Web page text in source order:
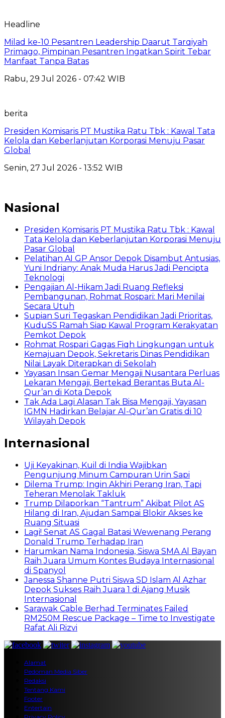
Headline
Milad ke-10 Pesantren Leadership Daarut Tarqiyah
Primago, Pimpinan Pesantren Ingatkan Spirit Tebar
Manfaat Tanpa Batas
Rabu, 29 Jul 2026 - 07:42 WIB
berita
Presiden Komisaris PT Mustika Ratu Tbk : Kawal Tata
Kelola dan Keberlanjutan Korporasi Menuju Pasar
Global
Senin, 27 Jul 2026 - 13:52 WIB
Nasional
Presiden Komisaris PT Mustika Ratu Tbk : Kawal
Tata Kelola dan Keberlanjutan Korporasi Menuju
Pasar Global
Pelatihan AI GP Ansor Depok Disambut Antusias,
Yuni Indriany: Anak Muda Harus Jadi Pencipta
Teknologi
Pengajian Al-Hikam Jadi Ruang Refleksi
Pembangunan, Rohmat Rospari: Mari Menilai
Secara Utuh
Supian Suri Tegaskan Pendidikan Jadi Prioritas,
KuduSS Ramah Siap Kawal Program Kerakyatan
Pemkot Depok
Rohmat Rospari Gagas Fiqh Lingkungan untuk
Kemajuan Depok, Sekretaris Dinas Pendidikan
Nilai Layak Diterapkan di Sekolah
Yayasan Insan Gemar Mengaji Nusantara Perluas
Lekaran Mengaji, Bertekad Berantas Buta Al-
Qur’an di Kota Depok
Tak Ada Lagi Alasan Tak Bisa Mengaji, Yayasan
IGMN Hadirkan Belajar Al-Qur’an Gratis di 10
Wilayah Depok
Internasional
Uji Keyakinan, Kuil di India Wajibkan
Pengunjung Minum Campuran Urin Sapi
Dilema Trump: Ingin Akhiri Perang Iran, Tapi
Teheran Menolak Takluk
Trump Dilaporkan “Tantrum” Akibat Pilot AS
Hilang di Iran, Ajudan Sampai Blokir Akses ke
Ruang Situasi
Lagi! Senat AS Gagal Batasi Wewenang Perang
Donald Trump Terhadap Iran
Harumkan Nama Indonesia, Siswa SMA Al Bayan
Raih Juara Umum Kontes Budaya Internasional
di Spanyol
Janessa Shanne Putri Siswa SD Islam Al Azhar
Depok Sukses Raih Juara 1 di Ajang Musik
Internasional
Sarawak Cable Berhad Terminates Failed
RM250M Rescue Package – Time to Investigate
Rafat Ali Rizvi
Alamat
Pedoman Media Siber
Redaksi
Tentang Kami
Footer
Entertain
Privacy Policy